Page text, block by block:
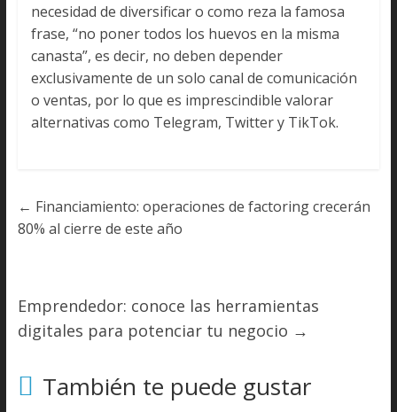
necesidad de diversificar o como reza la famosa
frase, “no poner todos los huevos en la misma
canasta”, es decir, no deben depender
exclusivamente de un solo canal de comunicación
o ventas, por lo que es imprescindible valorar
alternativas como Telegram, Twitter y TikTok.
← Financiamiento: operaciones de factoring crecerán
80% al cierre de este año
Emprendedor: conoce las herramientas
digitales para potenciar tu negocio →
También te puede gustar